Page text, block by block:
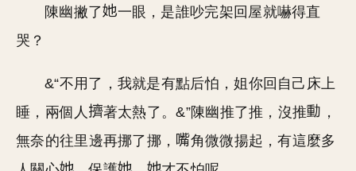
陳幽撇了
一眼，是誰吵完架回屋就嚇得直
哭？
&“不用了，我就是有點后怕，姐你回自己床上
睡，兩個人
著太熱了。&”陳幽推了推，沒推
，
無奈的往里邊再挪了挪，
角微微揚起，有這麼多